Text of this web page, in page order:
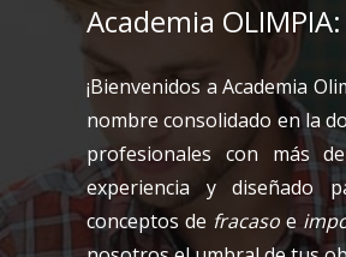
Academia OLIMPIA:
¡Bienvenidos a Academia
nombre consolidado en la
profesionales con más
experiencia y diseñado
conceptos de fracaso e